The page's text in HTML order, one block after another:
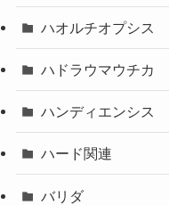
ハオルチオプシス
ハドラウマウチカ
ハンディエンシス
ハード関連
バリダ